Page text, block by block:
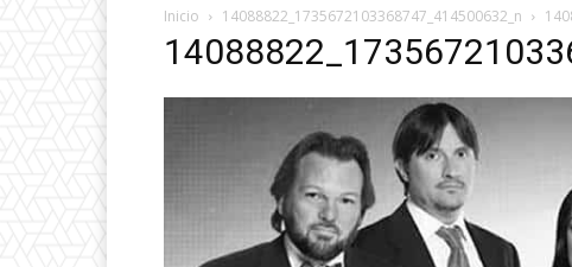
Inicio 14088822_1735672103368747_414500632_n